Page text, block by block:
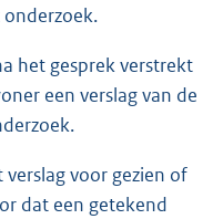
onderzoek.
het gesprek verstrekt
een verslag van de
voor gezien of
dat een getekend